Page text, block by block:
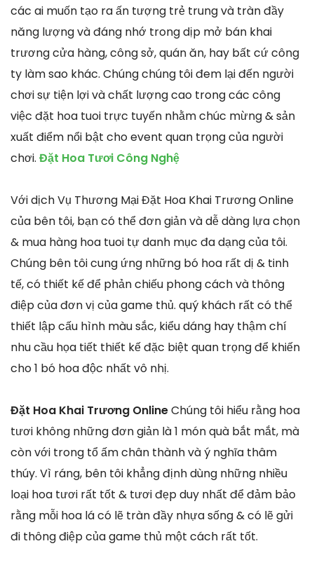
các ai muốn tạo ra ấn tượng trẻ trung và tràn đầy
năng lượng và đáng nhớ trong dịp mở bán khai
trương cửa hàng, công sở, quán ăn, hay bất cứ công
ty làm sao khác. Chúng chúng tôi đem lại đến người
chơi sự tiện lợi và chất lượng cao trong các công
việc đặt hoa tuoi trực tuyến nhằm chúc mừng & sản
xuất điểm nổi bật cho event quan trọng của người
chơi. Đặt Hoa Tươi Công Nghệ
Với dịch Vụ Thương Mại Đặt Hoa Khai Trương Online
của bên tôi, bạn có thể đơn giản và dễ dàng lựa chọn
& mua hàng hoa tuoi tự danh mục đa dạng của tôi.
Chúng bên tôi cung ứng những bó hoa rất dị & tinh
tế, có thiết kế để phản chiếu phong cách và thông
điệp của đơn vị của game thủ. quý khách rất có thể
thiết lập cấu hình màu sắc, kiểu dáng hay thậm chí
nhu cầu họa tiết thiết kế đặc biệt quan trọng để khiến
cho 1 bó hoa độc nhất vô nhị.
Đặt Hoa Khai Trương OnlineChúng tôi hiểu rằng hoa
tươi không những đơn giản là 1 món quà bắt mắt, mà
còn với trong tổ ấm chân thành và ý nghĩa thâm
thúy. Vì ráng, bên tôi khẳng định dùng những nhiều
loại hoa tươi rất tốt & tươi đẹp duy nhất để đảm bảo
rằng mỗi hoa lá có lẽ tràn đầy nhựa sống & có lẽ gửi
đi thông điệp của game thủ một cách rất tốt.